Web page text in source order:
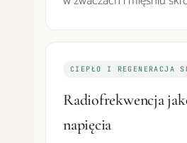
CIEPŁO I REGENERACJA
Radiofrekwencja
napięcia